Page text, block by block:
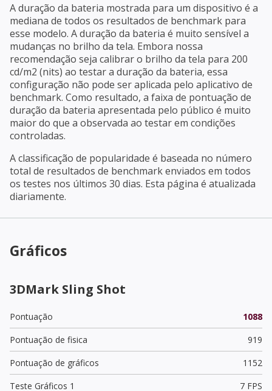
A duração da bateria mostrada para um dispositivo é a
mediana de todos os resultados de benchmark para
esse modelo. A duração da bateria é muito sensível a
mudanças no brilho da tela. Embora nossa
recomendação seja calibrar o brilho da tela para 200
cd/m2 (nits) ao testar a duração da bateria, essa
configuração não pode ser aplicada pelo aplicativo de
benchmark. Como resultado, a faixa de pontuação de
duração da bateria apresentada pelo público é muito
maior do que a observada ao testar em condições
controladas.
A classificação de popularidade é baseada no número
total de resultados de benchmark enviados em todos
os testes nos últimos 30 dias. Esta página é atualizada
diariamente.
Gráficos
3DMark Sling Shot
Pontuação
1088
Pontuação de fisica
919
Pontuação de gráficos
1152
Teste Gráficos 1
7 FPS